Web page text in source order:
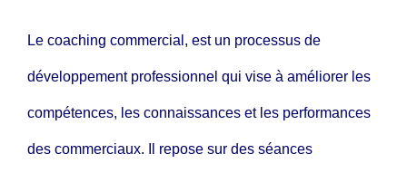
Le coaching commercial, est un processus de
développement professionnel qui vise à améliorer les
compétences, les connaissances et les performances
des commerciaux. Il repose sur des séances